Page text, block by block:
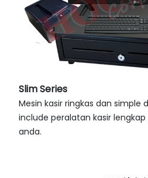
Slim Series
Mesin kasir ringkas dan simple
include peralatan kasir
anda.